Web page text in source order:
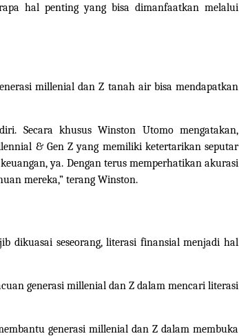
hal penting yang bisa dimanfaatkan melalui
millenial dan Z tanah air bisa mendapatkan
Secara khusus Winston Utomo mengatakan,
& Gen Z yang memiliki ketertarikan seputar
ya. Dengan terus memperhatikan akurasi
mereka,” terang Winston.
dikuasai seseorang, literasi finansial menjadi hal
generasi millenial dan Z dalam mencari literasi
generasi millenial dan Z dalam membuka